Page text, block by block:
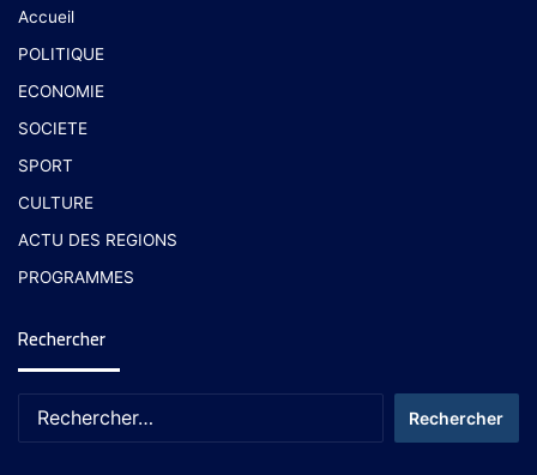
Accueil
POLITIQUE
ECONOMIE
SOCIETE
SPORT
CULTURE
ACTU DES REGIONS
PROGRAMMES
Rechercher